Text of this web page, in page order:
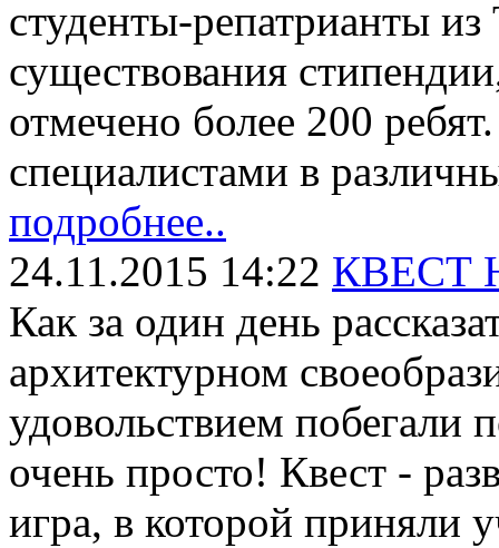
студенты-репатрианты
существования
отмечено более 200
специалистами в
подробнее..
24.11.2015 14:22 КВЕСТ
Как за один день
архитектурном
удовольствием побегали
очень просто! Квест -
игра, в которой приняли